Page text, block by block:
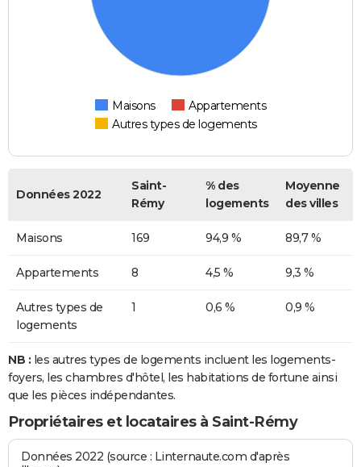
Maisons
Appartements
Autres types de logements
Données 2022
Saint-
Rémy
% des
logements
Moyenne
des villes
Maisons 169 94,9 % 89,7 %
Appartements 8 4,5 % 9,3 %
Autres types de
logements
1 0,6 % 0,9 %
NB : les autres types de logements incluent les logements-
foyers, les chambres d'hôtel, les habitations de fortune ainsi
que les pièces indépendantes.
Propriétaires et locataires à Saint-Rémy
Données 2022 (source : Linternaute.com d'après